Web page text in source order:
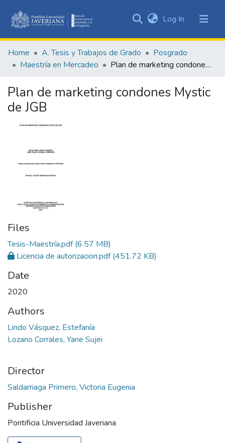
&
Collections
Statistics
Log In (current)
Home A. Tesis y Trabajos de Grado
Posgrado
Maestría en Mercadeo
Plan de marketing condones Mystic de JGB
Plan de marketing condones Mystic
de JGB
Files
Tesis-Maestría.pdf(6.57 MB)
Licencia de autorizacion.pdf(451.72 KB)
Date
2020
Authors
Lindo Vásquez, Estefanía
Lozano Corrales, Yane Sujei
Director
Publisher
Pontificia Universidad Javeriana